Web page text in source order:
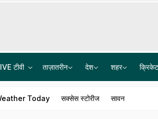
टीवी ताज़ातरीन देश शहर क्रिकेट
Today सक्सेस स्टोरीज सावन